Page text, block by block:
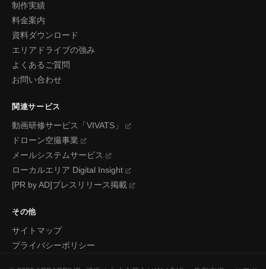
制作実績
料金案内
資料ダウンロード
エリアドライブの強み
よくあるご質問
お問い合わせ
関連サービス
動画研修サービス「VIVATS」
ドローン空撮事業
メールシステムサービス
ローカルエリア Digital Insight
[PR by AD]プレスリリース掲載
その他
サイトマップ
プライバシーポリシー